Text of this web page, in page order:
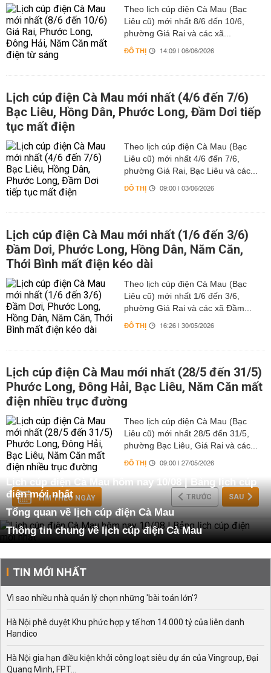
Theo lịch cúp điện Cà Mau (Bạc
Liêu cũ) mới nhất 8/6 đến 10/6,
phường Giá Rai và các xã...
ĐÔ THỊ 14:09 | 06/06/2026
Lịch cúp điện Cà Mau mới nhất (4/6 đến 7/6)
Bạc Liêu, Hồng Dân, Phước Long, Đầm Dơi tiếp
tục mất điện
Theo lịch cúp điện Cà Mau (Bạc
Liêu cũ) mới nhất 4/6 đến 7/6,
phường Giá Rai, Bạc Liêu và các...
ĐÔ THỊ 09:00 | 03/06/2026
Lịch cúp điện Cà Mau mới nhất (1/6 đến 3/6)
Đầm Dơi, Phước Long, Hồng Dân, Năm Căn,
Thới Bình mất điện kéo dài
Theo lịch cúp điện Cà Mau (Bạc
Liêu cũ) mới nhất 1/6 đến 3/6,
phường Giá Rai và các xã Đầm...
ĐÔ THỊ 16:26 | 30/05/2026
Lịch cúp điện Cà Mau mới nhất (28/5 đến 31/5)
Phước Long, Đông Hải, Bạc Liêu, Năm Căn mất
điện nhiều trục đường
Theo lịch cúp điện Cà Mau (Bạc
Liêu cũ) mới nhất 28/5 đến 31/5,
phường Bạc Liêu, Giá Rai và các...
ĐÔ THỊ 09:00 | 27/05/2026
TÌM THEO NGÀY TRƯỚC SAU
Lịch cúp điện Cà Mau hôm nay 10/08 | Bảng lịch cúp
điện mới nhất
Tổng quan về lịch cúp điện Cà Mau
Thông tin chung về lịch cúp điện Cà Mau
lực Cà Mau công bố định kỳ hằng ngày hoặc hằng tuần.
Đây là một công cụ quan trọng giúp người dân, doanh
nghiệp, hợp tác xã, cơ sở sản xuất và các tổ chức trên
địa bàn nắm bắt tình hình cung cấp điện. Trong lịch
thường có các nội dung chính như: thời gian mất điện dự
kiến, phạm vi khu vực bị ảnh hưởng, nguyên nhân mất
Đối với một tỉnh ven biển như Cà Mau – nơi có đặc thù
TIN MỚI NHẤT
Vì sao nhiều nhà quản lý chọn những 'bài toán lớn'?
Hà Nội phê duyệt Khu phức hợp y tế hơn 14.000 tỷ của liên danh
Handico
Hà Nội gia hạn điều kiện khởi công loạt siêu dự án của Vingroup, Đại
Quang Minh, FPT...